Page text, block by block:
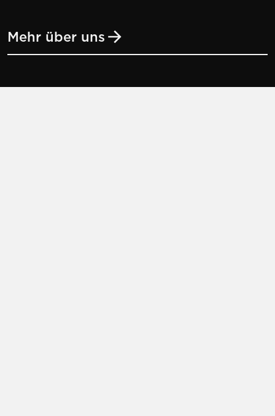
Mehr über uns